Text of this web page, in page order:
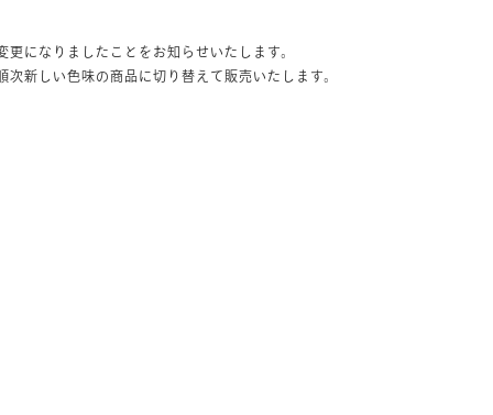
になりましたことをお知らせいたします。
次新しい色味の商品に切り替えて販売いたします。